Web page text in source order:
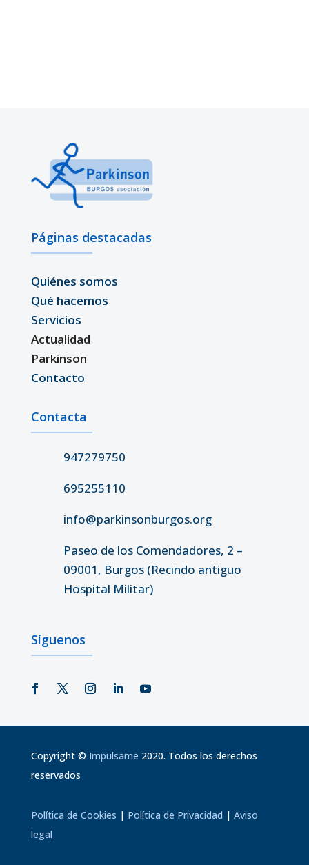
Páginas destacadas
Quiénes somos
Qué hacemos
Servicios
Actualidad
Parkinson
Contacto
Contacta
947279750
695255110
info@parkinsonburgos.org
Paseo de los Comendadores, 2 –
09001, Burgos (Recindo antiguo
Hospital Militar)
Síguenos
Copyright © Impulsame 2020. Todos los derechos
reservados
Política de Cookies | Política de Privacidad | Aviso
legal